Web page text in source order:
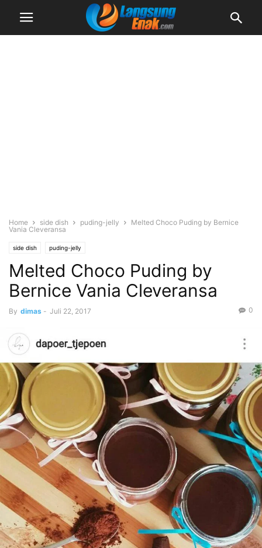
Home side dish puding-jelly
Melted Choco Puding by Bernice
Vania Cleveransa
side dish puding-jelly
Melted Choco Puding by
Bernice Vania Cleveransa
By dimas - Juli 22, 2017 0